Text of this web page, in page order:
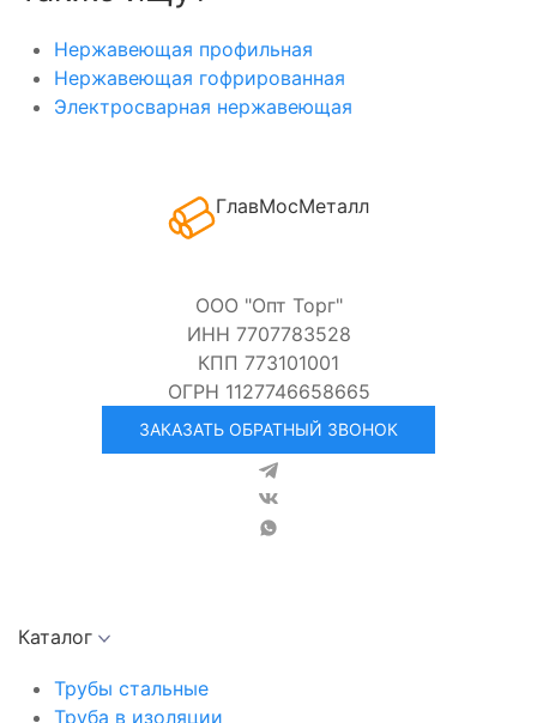
Нержавеющая профильная
Нержавеющая гофрированная
Электросварная нержавеющая
ГлавМосМеталл
ООО "Опт Торг"
ИНН 7707783528
КПП 773101001
ОГРН 1127746658665
ЗАКАЗАТЬ ОБРАТНЫЙ ЗВОНОК
Каталог
Трубы стальные
Труба в изоляции